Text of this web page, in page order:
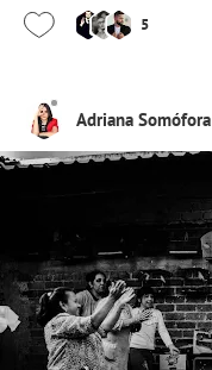
5
Adriana Somófora